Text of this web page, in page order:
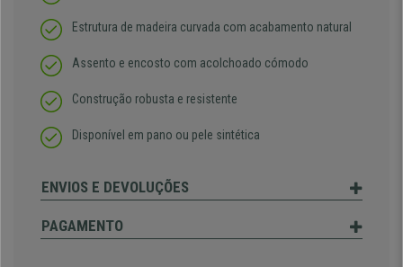
Estrutura de madeira curvada com acabamento natural
Assento e encosto com acolchoado cómodo
Construção robusta e resistente
Disponível em pano ou pele sintética
ENVIOS E DEVOLUÇÕES
PAGAMENTO